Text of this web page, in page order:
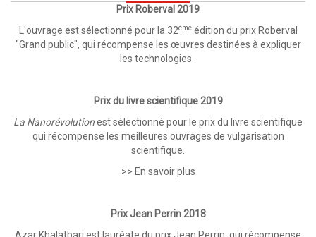
Prix Roberval 2019
L'ouvrage est sélectionné pour la 32èmeédition du prix Roberval
"Grand public", qui récompense les œuvres destinées à expliquer
les technologies.
Prix du livre scientifique 2019
La Nanorévolutionest sélectionné pour le prix du livre scientifique
qui récompense les meilleures ouvrages de vulgarisation
scientifique.
>> En savoir plus
Prix Jean Perrin 2018